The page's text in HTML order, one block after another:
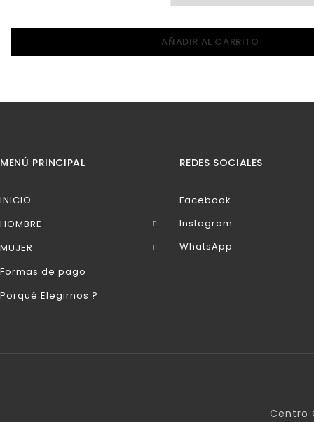
AÑADIR AL CARRITO
MENÚ PRINCIPAL
INICIO
HOMBRE
MUJER
Formas de pago
Porqué Elegirnos ?
REDES SOCIALES
Facebook
Instagram
WhatsApp
Centro